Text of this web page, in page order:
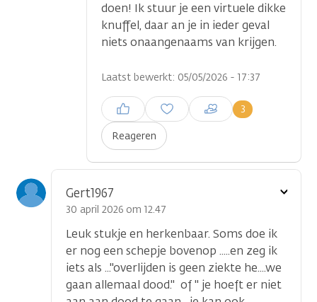
doen! Ik stuur je een virtuele dikke
knuffel, daar an je in ieder geval
niets onaangenaams van krijgen.
Laatst bewerkt: 05/05/2026 - 17:37
Reageren
3
Inloggen om een reactie te
plaatsen
Gert1967
30 april 2026 om 12.47
Leuk stukje en herkenbaar. Soms doe ik
er nog een schepje bovenop .....en zeg ik
iets als ..."overlijden is geen ziekte he....we
gaan allemaal dood." of " je hoeft er niet
Toon